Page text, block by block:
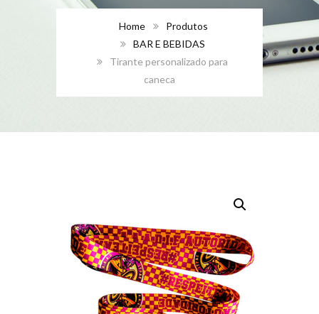
Home
Produtos
BAR E BEBIDAS
Tirante personalizado para
caneca